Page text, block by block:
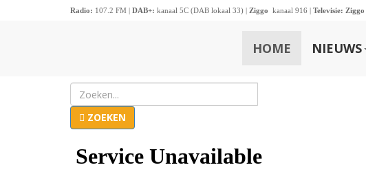
Radio: 107.2 FM | DAB+: kanaal 5C (DAB lokaal 33) | Ziggo kanaal 916 | Televisie: Ziggo
HOME NIEUWS
ZOEKEN